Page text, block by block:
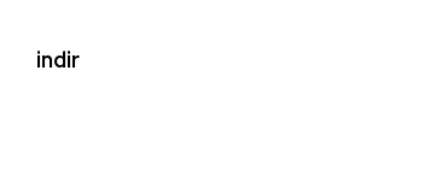
indir